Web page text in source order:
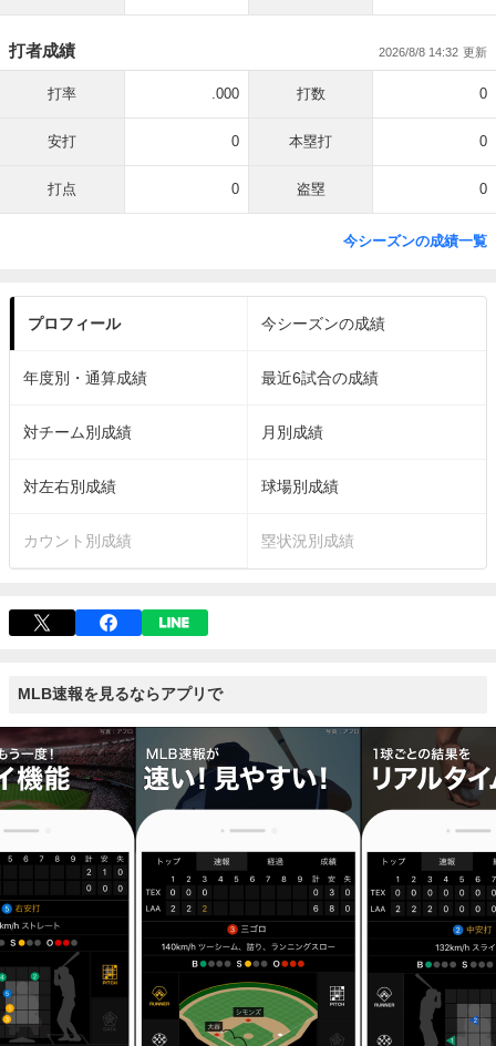
打者成績 2026/8/8 14:32
打率 .000 打数 0
安打 0 本塁打 0
打点 0 盗塁 0
今シーズンの成績一覧
プロフィール 今シーズンの成績
年度別・通算成績 最近6試合の成績
対チーム別成績 月別成績
対左右別成績 球場別成績
カウント別成績 塁状況別成績
MLB速報を見るならアプリで